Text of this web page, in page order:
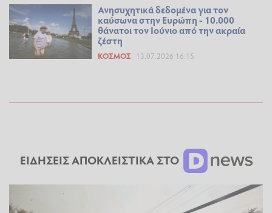
Ανησυχητικά δεδομένα για τον
καύσωνα στην Ευρώπη - 10.000
θάνατοι τον Ιούνιο από την ακραία
ζέστη
ΚΌΣΜΟΣ 13.07.2026 16:15
ΕΙΔΗΣΕΙΣ ΑΠΟΚΛΕΙΣΤΙΚΑ ΣΤΟ